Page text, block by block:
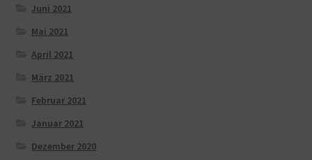
Juni 2021
Mai 2021
April 2021
März 2021
Februar 2021
Januar 2021
Dezember 2020